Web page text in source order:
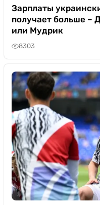
Зарплаты
получает больше –
или Мудрик
8303